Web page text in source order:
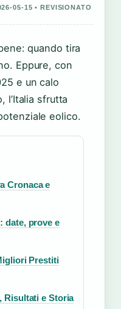
05-15 • REVISIONATO
quando tira
Eppure, con
e un calo
l’Italia sfrutta
eolico.
Cronaca e
date, prove e
Prestiti
Risultati e Storia